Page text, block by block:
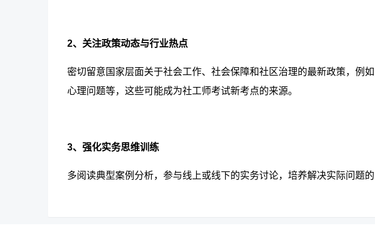
2、关注政策动态与行业热点
密切留意 国家层面关于社会工作、社会保障和社区治理的最新政策，例
心理问题等，这些可能成为社工师考试新考点的来源。
3、强化实务思维训练
多阅读典型案例分析，参与线上或线下的实务讨论，培养解决实际问题